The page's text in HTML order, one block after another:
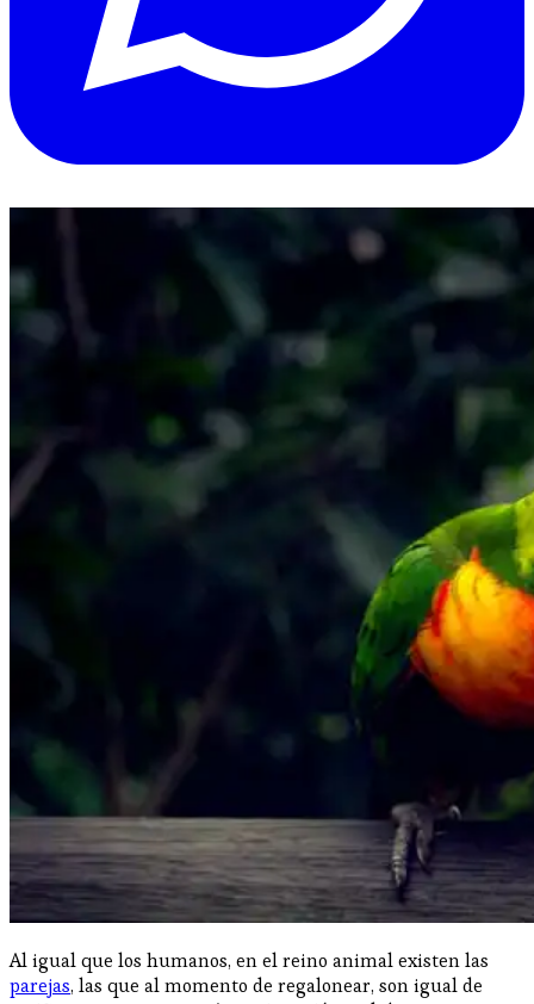
Al igual que los humanos, en el reino animal existen las
parejas, las que al momento de regalonear, son igual de